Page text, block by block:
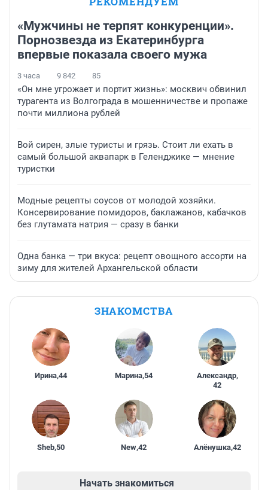
«Мужчины не терпят конкуренции».
Порнозвезда из Екатеринбурга
впервые показала своего мужа
3 часа 9 842 85
«Он мне угрожает и портит жизнь»: москвич обвинил
турагента из Волгограда в мошенничестве и пропаже
почти миллиона рублей
Вой сирен, злые туристы и грязь. Стоит ли ехать в
самый большой аквапарк в Геленджике — мнение
туристки
Модные рецепты соусов от молодой хозяйки.
Консервирование помидоров, баклажанов, кабачков
без глутамата натрия — сразу в банки
Одна банка — три вкуса: рецепт овощного ассорти на
зиму для жителей Архангельской области
ЗНАКОМСТВА
Ирина,44 Марина,54 Александр,
42
Sheb,50 New,42 Алёнушка,42
Начать знакомиться